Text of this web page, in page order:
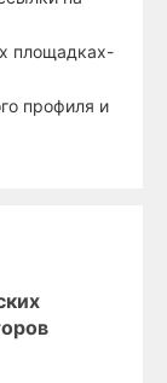
площадках-
профиля и